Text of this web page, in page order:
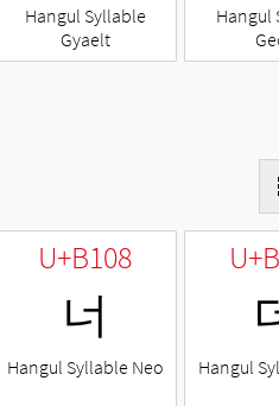
Hangul Syllable
Gyaelt
Hangul
U+B108
너
Hangul Syllable Neo Hangul